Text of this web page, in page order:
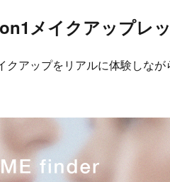
メイクアップレ
クアップをリアルに体験しなが